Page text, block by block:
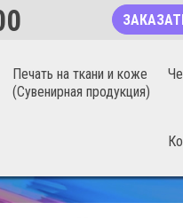
Печать на ткани и коже
(Сувенирная продукция)